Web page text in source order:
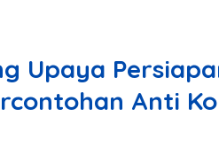
Upaya
Anti